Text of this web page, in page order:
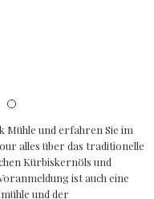
Mühle und erfahren Sie im
alles über das traditionelle
Kürbiskernöls und
ist auch eine
und der